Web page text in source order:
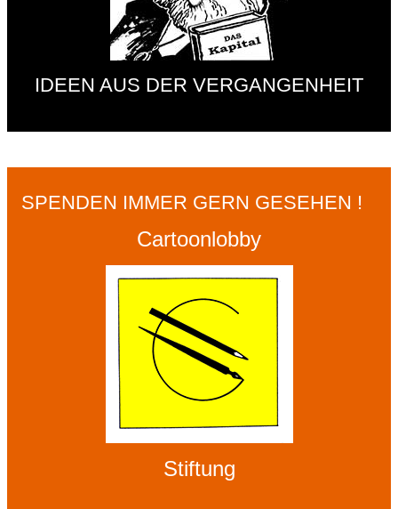
IDEEN AUS DER VERGANGENHEIT
SPENDEN IMMER GERN GESEHEN !
Cartoonlobby
Stiftung